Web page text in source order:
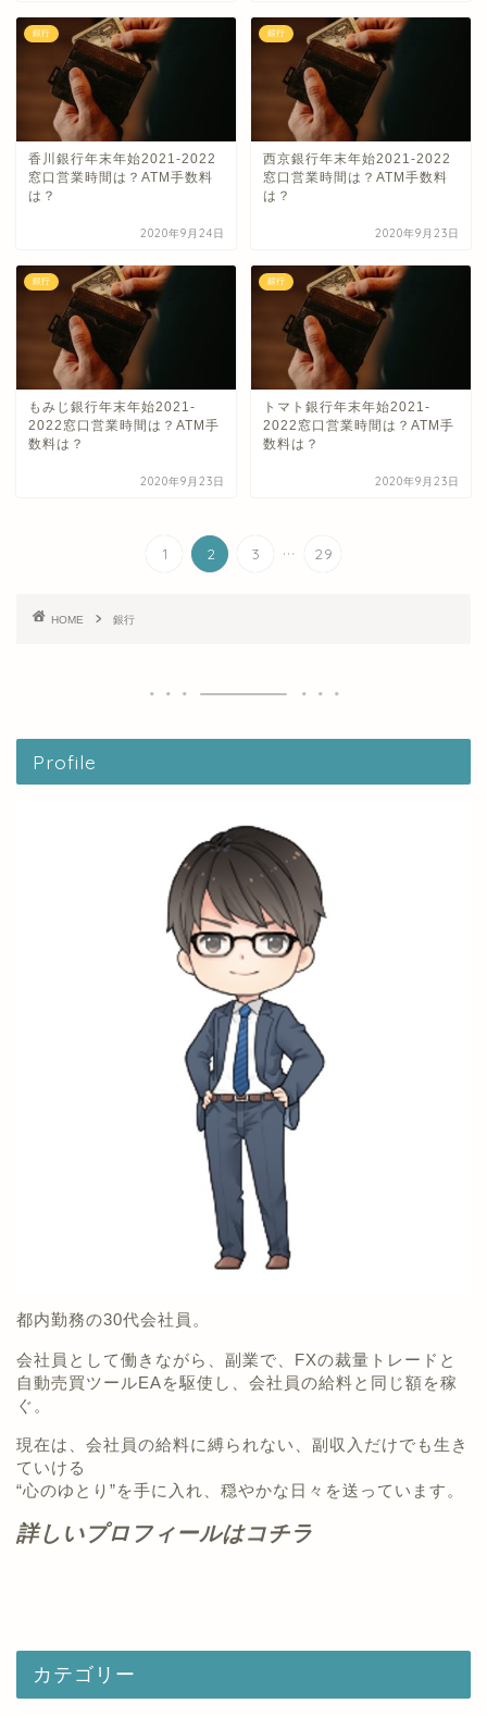
銀行
香川銀行年末年始2021-2022
窓口営業時間は？ATM手数料
は？
2020年9月24日
銀行
西京銀行年末年始2021-2022
窓口営業時間は？ATM手数料
は？
2020年9月23日
銀行
もみじ銀行年末年始2021-
2022窓口営業時間は？ATM手
数料は？
2020年9月23日
銀行
トマト銀行年末年始2021-
2022窓口営業時間は？ATM手
数料は？
2020年9月23日
1 2 3 ... 29
HOME 銀行
Profile
都内勤務の30代会社員。
会社員として働きながら、副業で、FXの裁量トレードと
自動売買ツールEAを駆使し、会社員の給料と同じ額を稼
ぐ。
現在は、会社員の給料に縛られない、副収入だけでも生き
ていける
“心のゆとり”を手に入れ、穏やかな日々を送っています。
詳しいプロフィールはコチラ
カテゴリー